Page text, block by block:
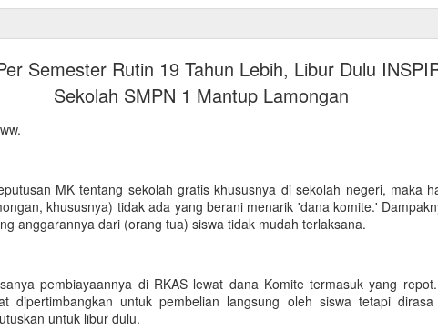
Semester Rutin 19 Tahun Lebih, Libur Dulu
Sekolah SMPN 1 Mantup Lamongan
MK tentang sekolah gratis khususnya di sekolah negeri, maka
khususnya) tidak ada yang berani menarik 'dana komite.'
anggarannya dari (orang tua) siswa tidak mudah terlaksana.
pembiayaannya di RKAS lewat dana Komite termasuk yang
dipertimbangkan untuk pembelian langsung oleh siswa tetapi
untuk libur dulu.